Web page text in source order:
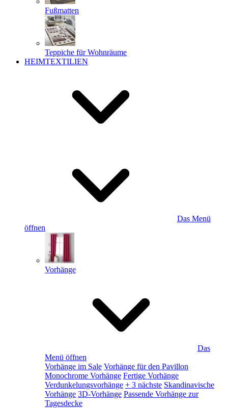
Fußmatten
Teppiche für Wohnräume
HEIMTEXTILIEN
Das Menü
öffnen
Vorhänge
Das
Menü öffnen
Vorhänge im Sale Vorhänge für den Pavillon
Monochrome Vorhänge Fertige Vorhänge
Verdunkelungsvorhänge + 3 nächste Skandinavische
Vorhänge 3D-Vorhänge Passende Vorhänge zur
Tagesdecke